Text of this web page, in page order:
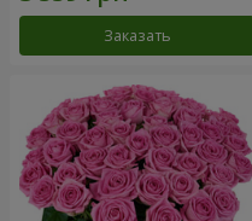
Заказать